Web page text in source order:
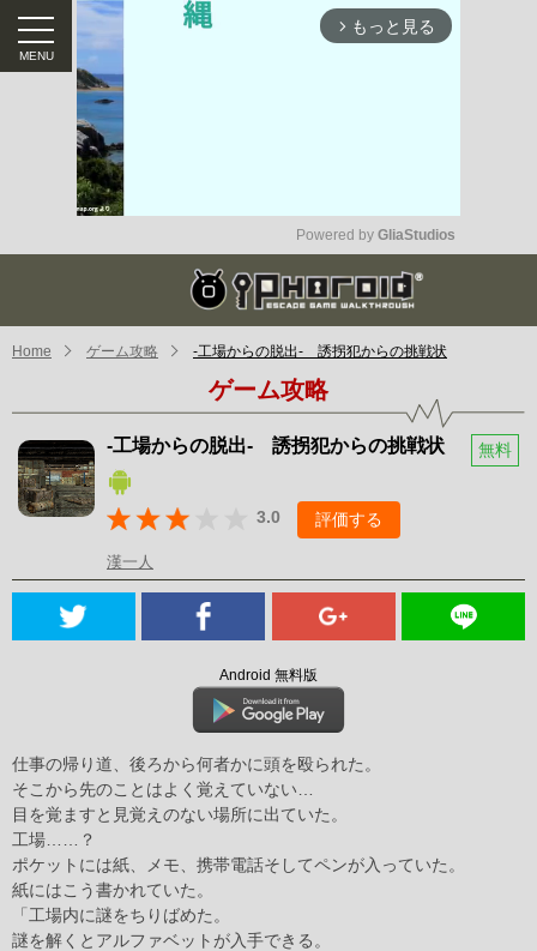
arrow_forward_ios もっと見る
Mute
Powered by GliaStudios
Home ゲーム攻略 -工場からの脱出- 誘拐犯からの挑戦状
ゲーム攻略
-工場からの脱出- 誘拐犯からの挑戦状 無料
3.0 評価する
漢一人
Android 無料版
仕事の帰り道、後ろから何者かに頭を殴られた。
そこから先のことはよく覚えていない…
目を覚ますと見覚えのない場所に出ていた。
工場……？
ポケットには紙、メモ、携帯電話そしてペンが入っていた。
紙にはこう書かれていた。
「工場内に謎をちりばめた。
謎を解くとアルファベットが入手できる。